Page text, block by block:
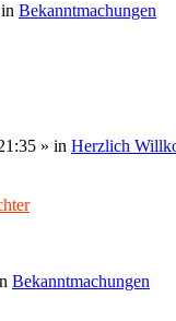
Bekanntmachungen
» in Herzlich
Bekanntmachungen